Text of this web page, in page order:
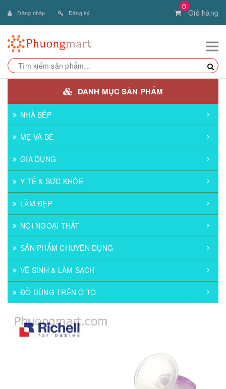
0
Giỏ hàng
Đăng nhập Đăng ký
DANH MỤC SẢN PHẨM
NHÀ BẾP
MẸ VÀ BÉ
GIA DỤNG
Y TẾ & SỨC KHỎE
LÀM ĐẸP
NỘI NGOẠI THẤT
SẢN PHẨM CHUYÊN DỤNG
VỆ SINH & LÀM SẠCH
ĐỒ DÙNG TRÊN Ô TÔ